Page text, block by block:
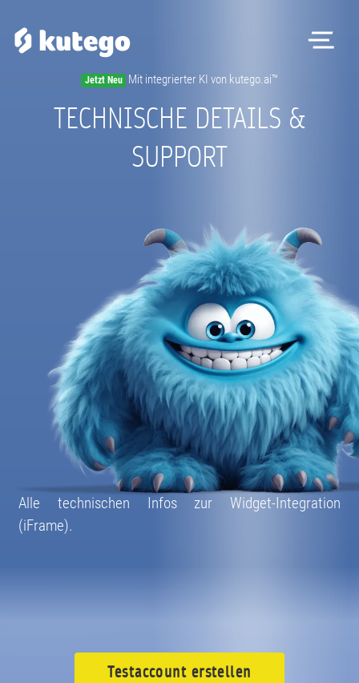
Jetzt Neu Mit integrierter KI von kutego.ai™
TECHNISCHE DETAILS &
SUPPORT
Alle technischen Infos zur Widget-Integration
(iFrame).
Testaccount erstellen
Hardware
Magazin
Registrieren
Beratungstermin
08004003055